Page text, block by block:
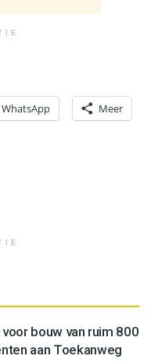
WhatsApp Meer
bouw van ruim 800
aan Toekanweg